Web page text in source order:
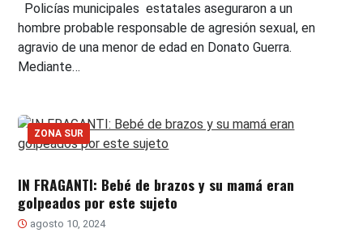
Policías municipales estatales aseguraron a un
hombre probable responsable de agresión sexual, en
agravio de una menor de edad en Donato Guerra.
Mediante…
ZONA SUR
IN FRAGANTI: Bebé de brazos y su mamá eran
golpeados por este sujeto
agosto 10, 2024